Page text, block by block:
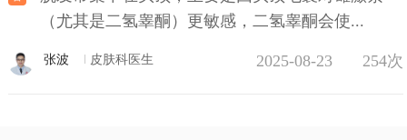
（尤其是二氢睾酮）更敏感，二氢睾酮会使...
张波 皮肤科医生 2025-08-23 254次